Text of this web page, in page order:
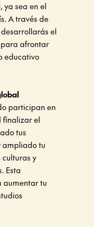
ya sea en el
A través de
el
afrontar
educativo
participan en
finalizar el
tus
ampliado tu
y
Esta
aumentar tu